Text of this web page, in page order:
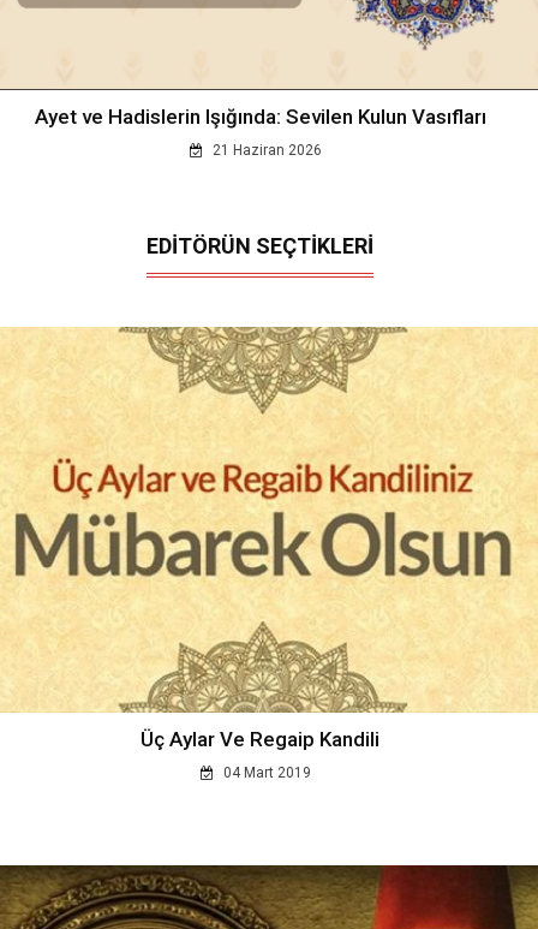
Ayet ve Hadislerin Işığında: Sevilen Kulun Vasıfları
21 Haziran 2026
EDİTÖRÜN SEÇTİKLERİ
Üç Aylar Ve Regaip Kandili
04 Mart 2019